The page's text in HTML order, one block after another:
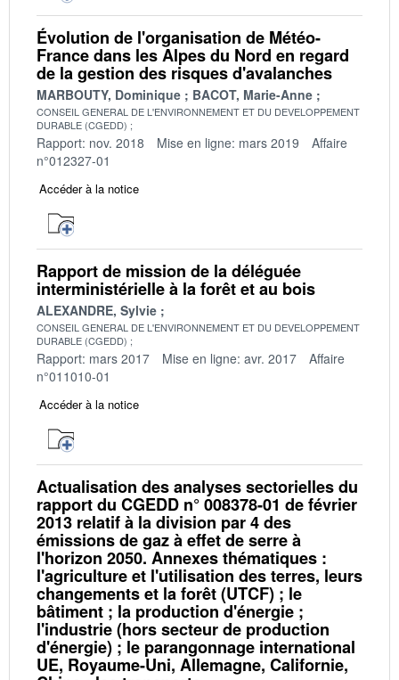
Évolution de l'organisation de Météo-
France dans les Alpes du Nord en regard
de la gestion des risques d'avalanches
MARBOUTY, Dominique BACOT, Marie-Anne
CONSEIL GENERAL DE L'ENVIRONNEMENT ET DU DEVELOPPEMENT
DURABLE (CGEDD)
Rapport: nov. 2018 Mise en ligne: mars 2019
Affaire
n°012327-01
Accéder à la notice
Rapport de mission de la déléguée
interministérielle à la forêt et au bois
ALEXANDRE, Sylvie
CONSEIL GENERAL DE L'ENVIRONNEMENT ET DU DEVELOPPEMENT
DURABLE (CGEDD)
Rapport: mars 2017 Mise en ligne: avr. 2017
Affaire
n°011010-01
Accéder à la notice
Actualisation des analyses sectorielles du
rapport du CGEDD n° 008378-01 de février
2013 relatif à la division par 4 des
émissions de gaz à effet de serre à
l'horizon 2050. Annexes thématiques :
l'agriculture et l'utilisation des terres, leurs
changements et la forêt (UTCF) ; le
bâtiment ; la production d'énergie ;
l'industrie (hors secteur de production
d'énergie) ; le parangonnage international
UE, Royaume-Uni, Allemagne, Californie,